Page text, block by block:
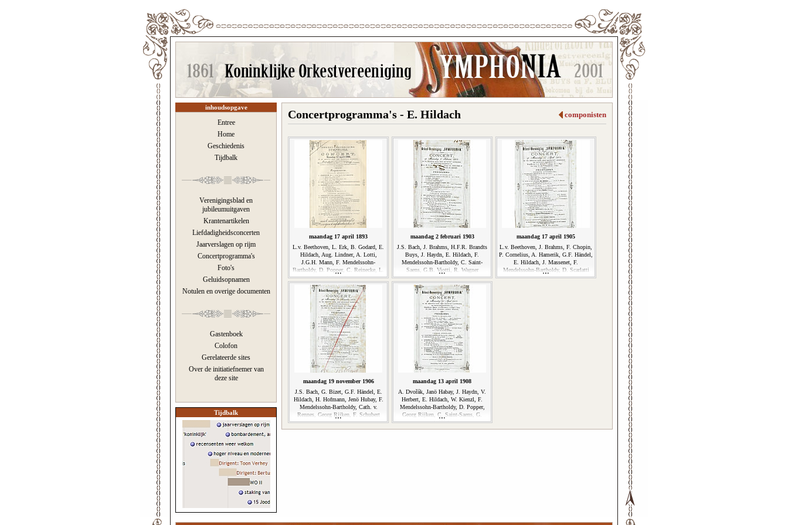
inhoudsopgave
Entree
Home
Geschiedenis
Tijdbalk
Verenigingsblad en
jubileumuitgaven
Krantenartikelen
Liefdadigheidsconcerten
Jaarverslagen op rijm
Concertprogramma's
Foto's
Geluidsopnamen
Notulen en overige documenten
Gastenboek
Colofon
Gerelateerde sites
Over de initiatiefnemer van
deze site
Tijdbalk
componisten
Concertprogramma's - E. Hildach
maandag 17 april 1893
L.v. Beethoven, L. Erk, B. Godard, E.
Hildach, Aug. Lindner, A. Lotti,
J.G.H. Mann, F. Mendelssohn-
Bartholdy, D. Popper, C. Reinecke, L.
Schnitzler
maandag 2 februari 1903
J.S. Bach, J. Brahms, H.F.R. Brandts
Buys, J. Haydn, E. Hildach, F.
Mendelssohn-Bartholdy, C. Saint-
Saens, G.B. Viotti, R. Wagner
maandag 17 april 1905
L.v. Beethoven, J. Brahms, F. Chopin,
P. Cornelius, A. Hamerik, G.F. Händel,
E. Hildach, J. Massenet, F.
Mendelssohn-Bartholdy, D. Scarlatti
maandag 19 november 1906
J.S. Bach, G. Bizet, G.F. Händel, E.
Hildach, H. Hofmann, Jenö Hubay, F.
Mendelssohn-Bartholdy, Cath. v.
Rennes, Georg Rijken, F. Schubert
maandag 13 april 1908
A. Dvořák, Janö Habay, J. Haydn, V.
Herbert, E. Hildach, W. Kienzl, F.
Mendelssohn-Bartholdy, D. Popper,
Georg Rijken, C. Saint-Saens, G.
Sporck